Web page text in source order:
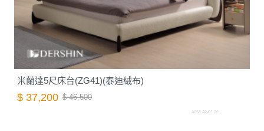
米蘭達5尺床台(ZG41)(泰迪絨布)
$ 37,200 $ 46,500
A058.A2-01.26